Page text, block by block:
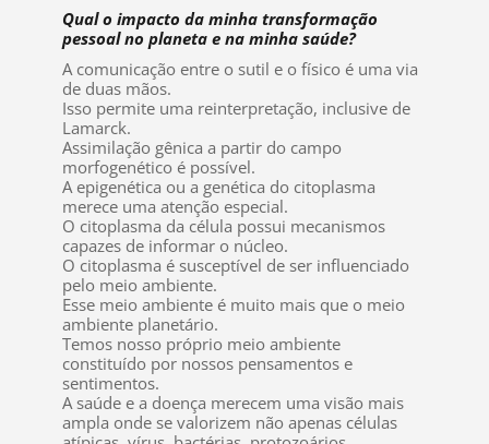
Qual o impacto da minha transformação
pessoal no planeta e na minha saúde?
A comunicação entre o sutil e o físico é uma via
de duas mãos.
Isso permite uma reinterpretação, inclusive de
Lamarck.
Assimilação gênica a partir do campo
morfogenético é possível.
A epigenética ou a genética do citoplasma
merece uma atenção especial.
O citoplasma da célula possui mecanismos
capazes de informar o núcleo.
O citoplasma é susceptível de ser influenciado
pelo meio ambiente.
Esse meio ambiente é muito mais que o meio
ambiente planetário.
Temos nosso próprio meio ambiente
constituído por nossos pensamentos e
sentimentos.
A saúde e a doença merecem uma visão mais
ampla onde se valorizem não apenas células